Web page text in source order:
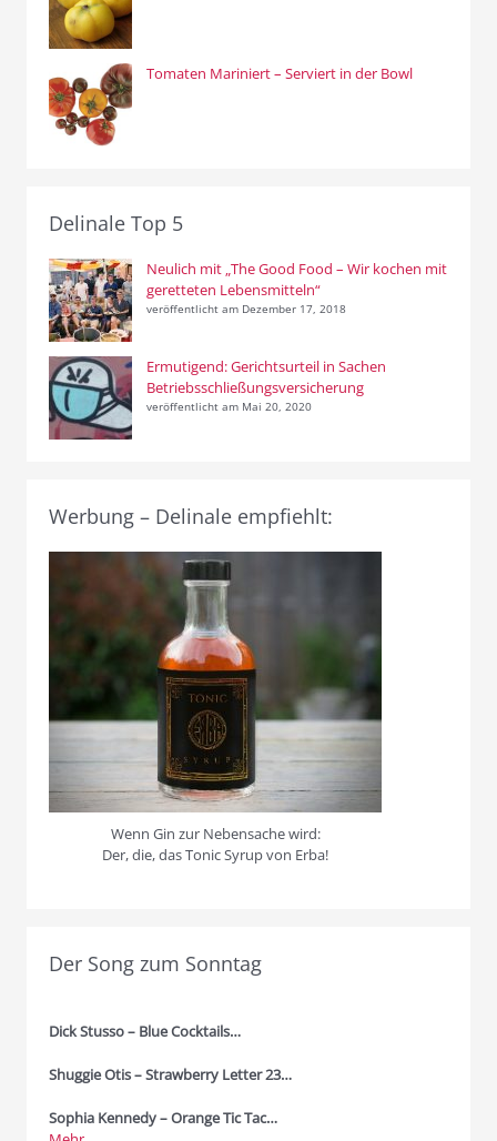
Tomaten Mariniert – Serviert in der Bowl
Delinale Top 5
Neulich mit „The Good Food – Wir kochen mit
geretteten Lebensmitteln“
veröffentlicht am Dezember 17, 2018
Ermutigend: Gerichtsurteil in Sachen
Betriebsschließungsversicherung
veröffentlicht am Mai 20, 2020
Werbung – Delinale empfiehlt:
Wenn Gin zur Nebensache wird:
Der, die, das Tonic Syrup von Erba!
Der Song zum Sonntag
Dick Stusso – Blue Cocktails…
Shuggie Otis – Strawberry Letter 23…
Sophia Kennedy – Orange Tic Tac…